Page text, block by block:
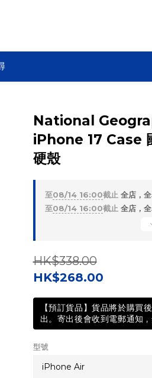
National
iPhone 17 Case
硬殼
至08/14 16:00截止 全店，
至08/14 16:00截止 全店，
HK$338.00
HK$268.00
【預訂貨品】貨品將於購買
出。寄出後會收到電郵通知 ,
型號